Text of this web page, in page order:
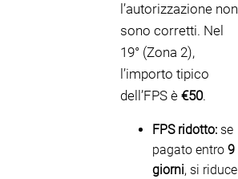
l’autorizzazione non
sono corretti. Nel
19° (Zona 2),
l’importo tipico
dell’FPS è €50.
FPS ridotto: se
pagato entro 9
giorni, si riduce